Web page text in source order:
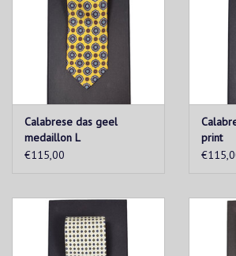
Calabrese das geel
medaillon L
€115,00
print